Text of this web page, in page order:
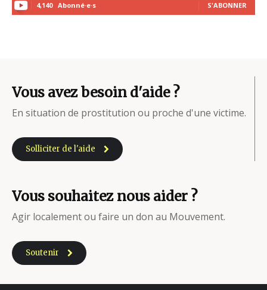
4,140 Abonné·e·s S'ABONNER
Vous avez besoin d'aide ?
En situation de prostitution ou proche d'une victime.
Solliciter de l'aide
Vous souhaitez nous aider ?
Agir localement ou faire un don au Mouvement.
Soutenir